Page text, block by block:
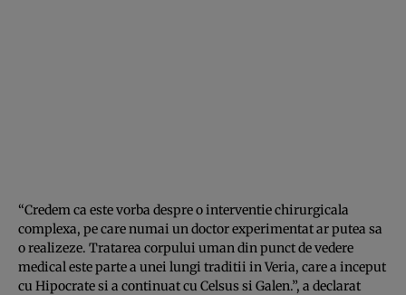
“Credem ca este vorba despre o interventie chirurgicala
complexa, pe care numai un doctor experimentat ar putea sa
o realizeze. Tratarea corpului uman din punct de vedere
medical este parte a unei lungi traditii in Veria, care a inceput
cu Hipocrate si a continuat cu Celsus si Galen.”, a declarat